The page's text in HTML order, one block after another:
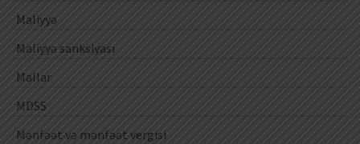
Maliyyə
Maliyyə sanksiyası
Mallar
MDSS
Mənfəət və mənfəət vergisi